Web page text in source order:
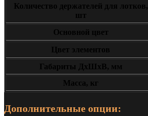
Количество держателей для лотков,
шт
Основной цвет
Цвет элементов
Габариты ДxШxВ, мм
Масса, кг
Дополнительные опции: